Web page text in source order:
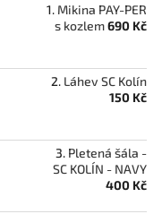
Mikina PAY-PER
s kozlem690 Kč
Láhev SC Kolín
150 Kč
Pletená šála -
SC KOLÍN - NAVY
400 Kč